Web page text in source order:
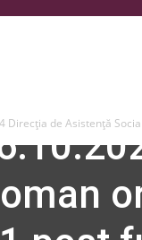
Direcția de Asistență